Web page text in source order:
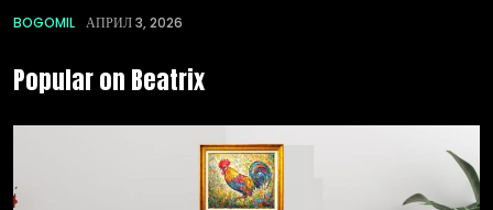
BOGOMIL АПРИЛ 3, 2026
Popular on Beatrix